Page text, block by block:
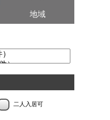
地域
二人入居可